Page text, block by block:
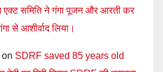
एक्ट समिति ने गंगा पूजन और आरती कर
से आशीर्वाद लिया।
on SDRF saved 85 years old